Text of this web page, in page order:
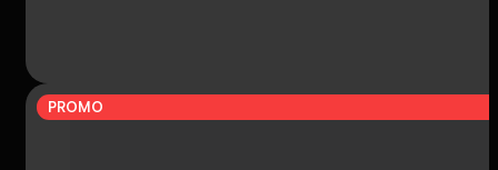
PROMO